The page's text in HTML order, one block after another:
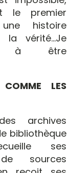
le premier
histoire
la vérité…Je
à être
LES
archives
bibliothèque
ses
sources